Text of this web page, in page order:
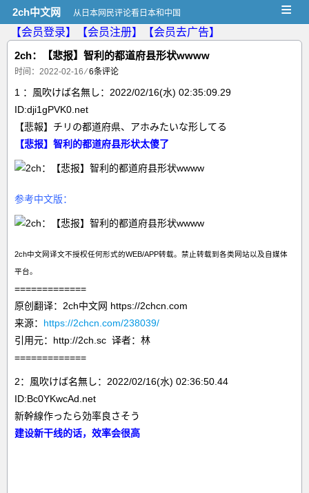
2ch中文网 从日本网民评论看日本和中国 ≡
【会员登录】 【会员注册】
【会员去广告】
2ch：【悲报】智利的都道府县形状wwww
时间：2022-02-16 ⁄6条评论
1 ：風吹けば名無し：2022/02/16(水) 02:35:09.29
ID:dji1gPVK0.net
【悲報】チリの都道府県、アホみたいな形してる
【悲报】智利的都道府县形状太傻了
参考中文版：
2ch中文网译文不授权任何形式的WEB/APP转载。禁止转载到各类网站以及自媒体
平台。
=============
原创翻译：2ch中文网 https://2chcn.com
来源： https://2chcn.com/238039/
引用元：http://2ch.sc 译者：林
=============
2：風吹けば名無し：2022/02/16(水) 02:36:50.44
ID:Bc0YKwcAd.net
新幹線作ったら効率良さそう
建设新干线的话，效率会很高